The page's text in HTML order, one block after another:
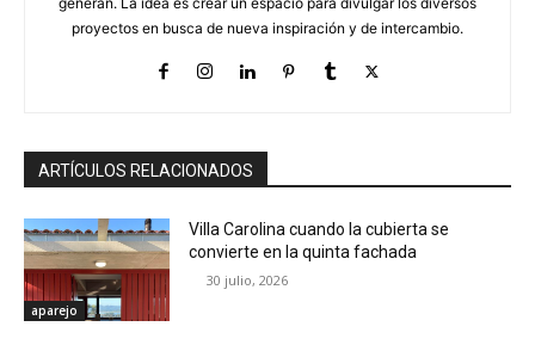
proyectos en busca de nueva inspiración y de intercambio.
ARTÍCULOS RELACIONADOS
aparejo
Villa Carolina cuando la cubierta se
convierte en la quinta fachada
30 julio, 2026